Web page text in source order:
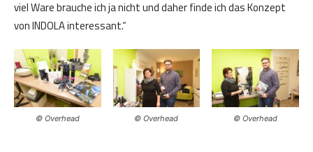
viel Ware brauche ich ja nicht und daher finde ich das Konzept
von INDOLA interessant.“
© Overhead © Overhead © Overhead